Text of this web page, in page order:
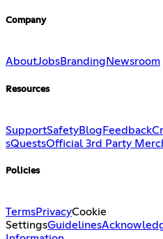
Company
AboutJobsBranding Newsroom
Resources
SupportSafetyBlog Feedback
sQuestsOfficial 3rd Party
Policies
TermsPrivacyCookie
SettingsGuidelines